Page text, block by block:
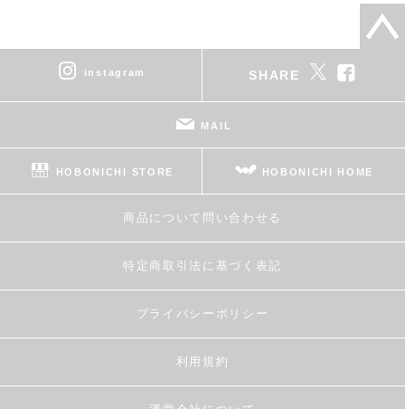
instagram SHARE
MAIL
HOBONICHI STORE HOBONICHI HOME
商品について問い合わせる
特定商取引法に基づく表記
プライバシーポリシー
利用規約